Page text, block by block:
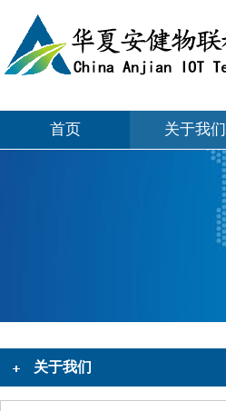
首页 关于我们
关于我们